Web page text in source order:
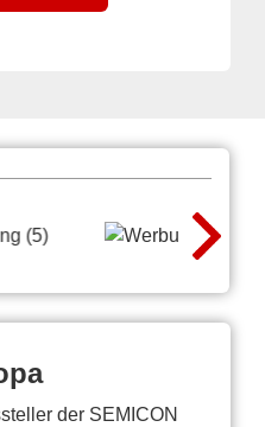
der SEMICON